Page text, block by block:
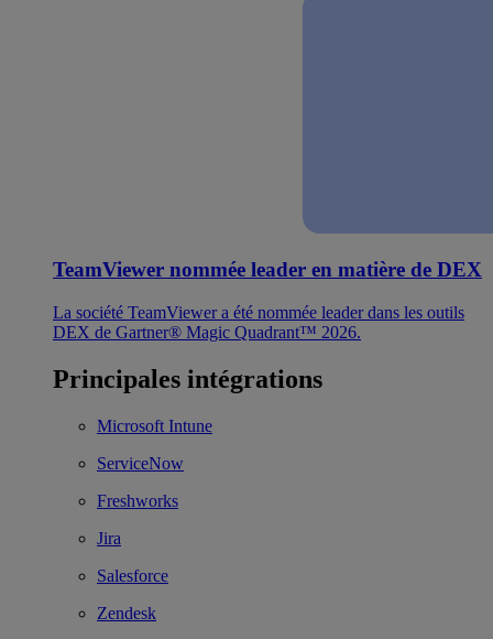
TeamViewer nommée leader en matière de DEX
La société TeamViewer a été nommée leader dans les outils
DEX de Gartner® Magic Quadrant™ 2026.
Principales intégrations
Microsoft Intune
ServiceNow
Freshworks
Jira
Salesforce
Zendesk